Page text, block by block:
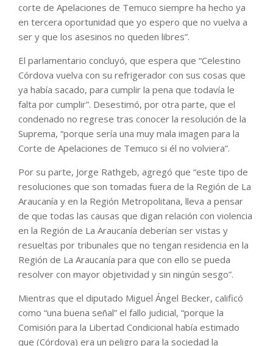
corte de Apelaciones de Temuco siempre ha hecho ya
en tercera oportunidad que yo espero que no vuelva a
ser y que los asesinos no queden libres”.
El parlamentario concluyó, que espera que “Celestino
Córdova vuelva con su refrigerador con sus cosas que
ya había sacado, para cumplir la pena que todavía le
falta por cumplir”. Desestimó, por otra parte, que el
condenado no regrese tras conocer la resolución de la
Suprema, “porque sería una muy mala imagen para la
Corte de Apelaciones de Temuco si él no volviera”.
Por su parte, Jorge Rathgeb, agregó que “este tipo de
resoluciones que son tomadas fuera de la Región de La
Araucanía y en la Región Metropolitana, lleva a pensar
de que todas las causas que digan relación con violencia
en la Región de La Araucanía deberían ser vistas y
resueltas por tribunales que no tengan residencia en la
Región de La Araucanía para que con ello se pueda
resolver con mayor objetividad y sin ningún sesgo”.
Mientras que el diputado Miguel Ángel Becker, calificó
como “una buena señal” el fallo judicial, “porque la
Comisión para la Libertad Condicional había estimado
que (Córdova) era un peligro para la sociedad la